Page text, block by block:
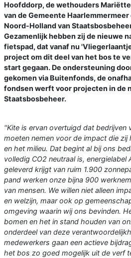
Hoofddorp, de wethouders
van de Gemeente
Noord-Holland van
Gezamenlijk hebben zij de nieuwe
fietspad, dat vanaf nu
project om dit deel van het bos te
start gegaan. De ondersteuning
gekomen via Buitenfonds, de
fondsen werft voor projecten in de
Staatsbosbeheer.
''Kite is ervan overtuigd dat bedrijven
moeten nemen voor de impact die
en het milieu. Dat begint al bij ons
volledig CO2 neutraal is, energielabel
geleverd krijgt van ruim 1.900
pand werken onze bijna 900
van mensen. We willen niet alleen
en welzijn, maar ook op
omgeving waarin wij ons bevinden.
bomen en het in stand houden van
onderdeel van deze
medewerkers gaan een actieve
het bos zo goed mogelijk uit de verf